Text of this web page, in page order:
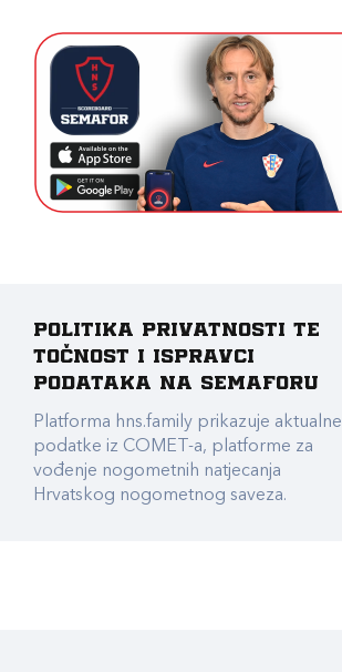
Politika privatnosti te
točnost i ispravci
podataka na Semaforu
Platforma hns.family prikazuje aktualne
podatke iz COMET-a, platforme za
vođenje nogometnih natjecanja
Hrvatskog nogometnog saveza.